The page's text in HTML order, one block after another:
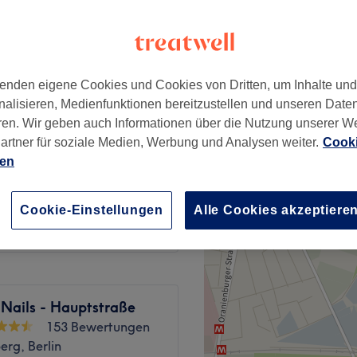
30 €
36 €
- Hauptstraße
153 Bewertungen
Berlin
eigene Cookies und Cookies von Dritten, um Inhalte
Medienfunktionen bereitzustellen und unseren
Wir geben auch Informationen über die Nutzung unserer
für soziale Medien, Werbung und Analysen weiter.
Cookie-Einstellungen Alle Cookies akzeptieren